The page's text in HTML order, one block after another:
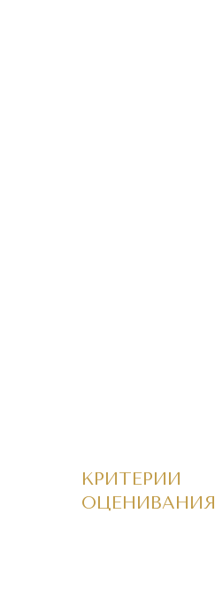
КРИТЕРИИ
ОЦЕНИВАНИЯ